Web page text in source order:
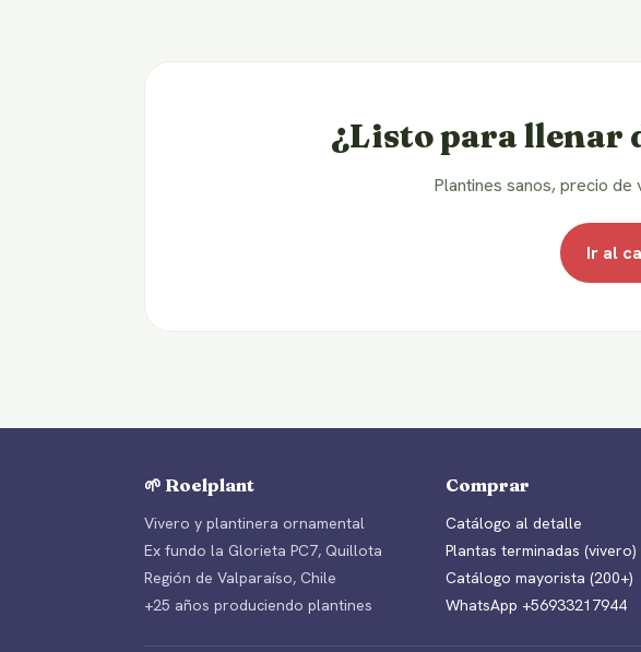
¿Listo para llenar
Plantines sanos, precio de
Ir al
🌱 Roelplant
Vivero y plantinera ornamental
Ex fundo la Glorieta PC7, Quillota
Región de Valparaíso, Chile
+25 años produciendo plantines
Comprar
Catálogo al detalle
Plantas terminadas (vivero)
Catálogo mayorista (200+)
WhatsApp +56933217944